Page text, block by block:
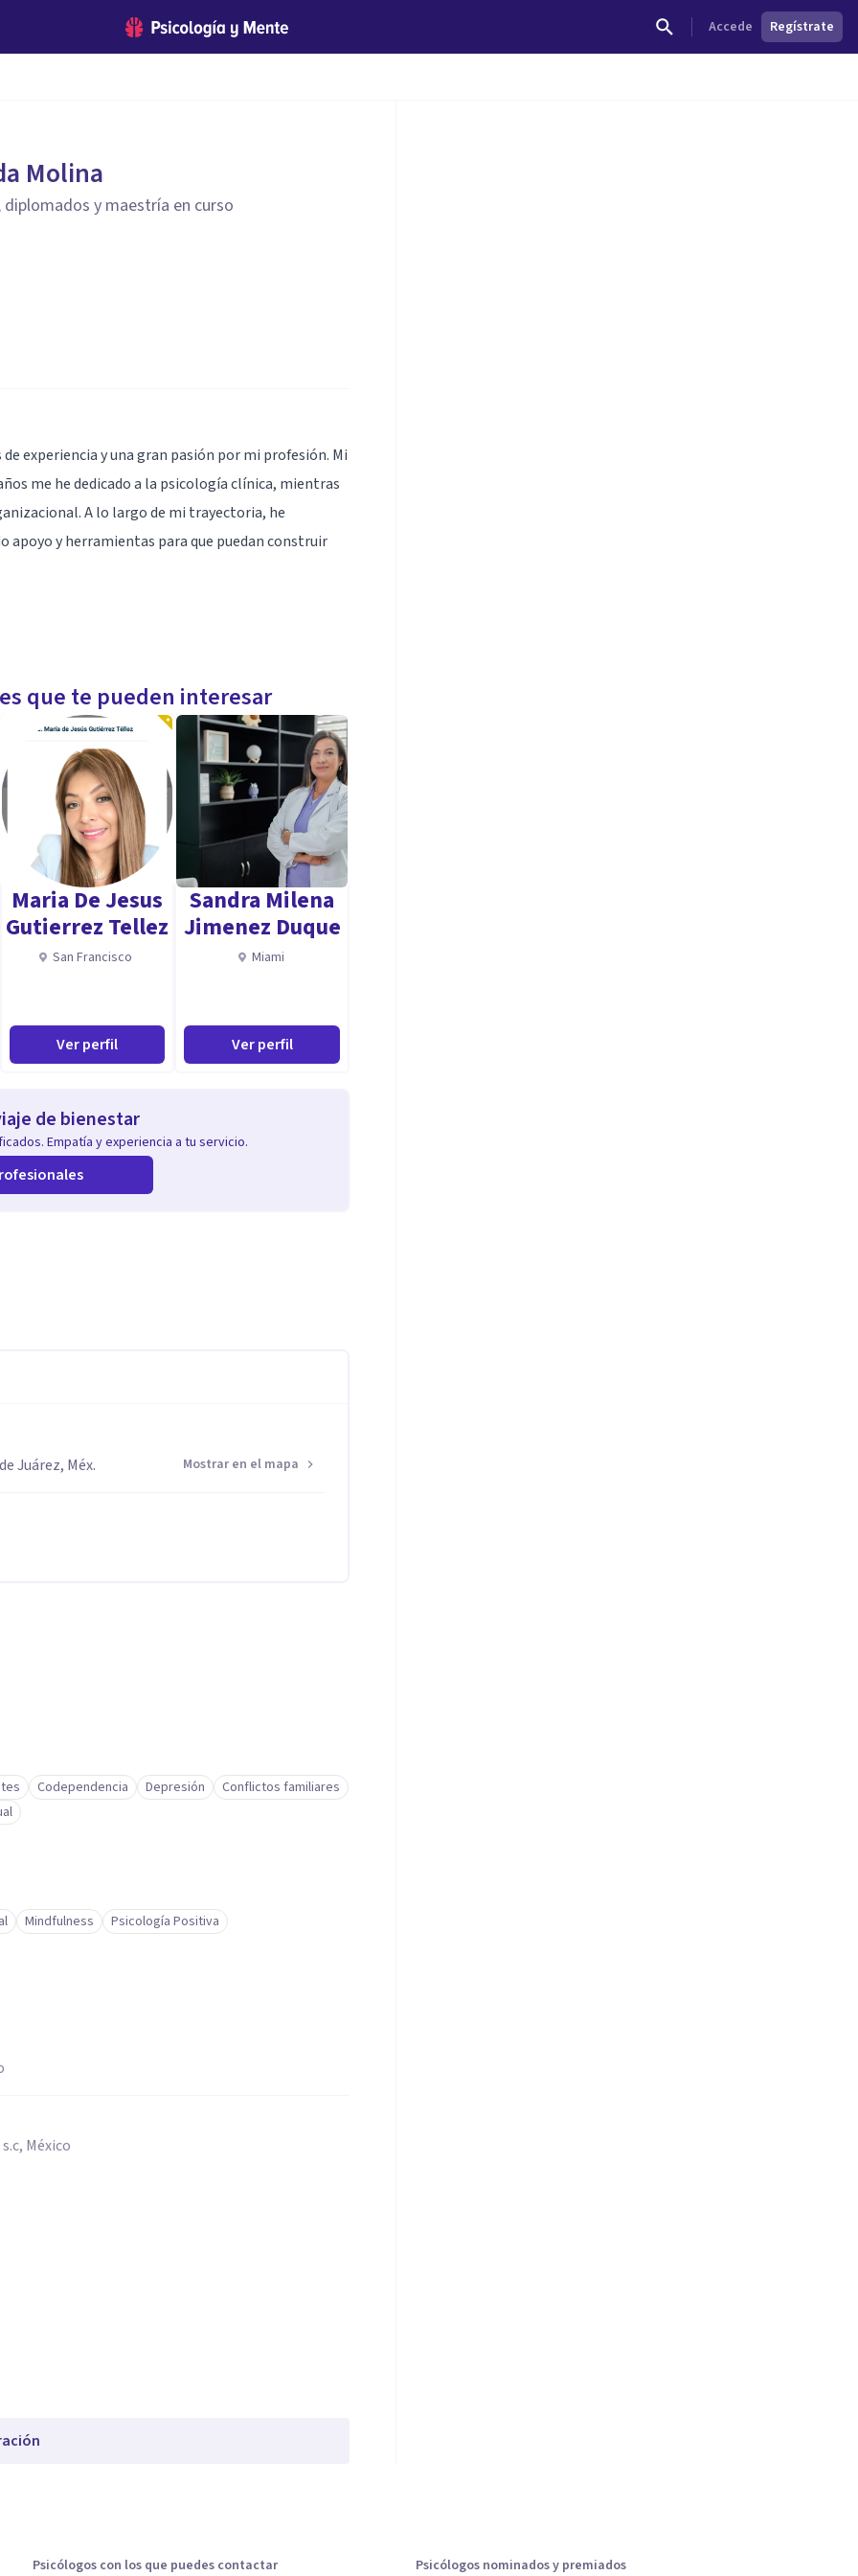
Accede Regístrate
Molina
y maestría en curso
experiencia y una gran pasión por mi profesión. Mi
me he dedicado a la psicología clínica, mientras
A lo largo de mi trayectoria, he
apoyo y herramientas para que puedan construir
y basado en evidencia científica para modificar
de atención plena para manejar emociones,
y Terapia Transpersonal.
depresión, autoestima y manejo emocional.
incluyendo trabajo en el Instituto Nacional de
psicológico en empresas.
especializado en el acompañamiento a jóvenes y
que te pueden interesar
Maria De Jesus
Gutierrez Tellez
San Francisco
Ver perfil
Sandra Milena
Jimenez Duque
Miami
Ver perfil
de bienestar
Empatía y experiencia a tu servicio.
Juárez, Méx.
Mostrar en el mapa
Codependencia Depresión
Conflictos familiares
Mindfulness Psicología Positiva
México
Psicólogos con los que puedes contactar Psicólogos nominados y premiados